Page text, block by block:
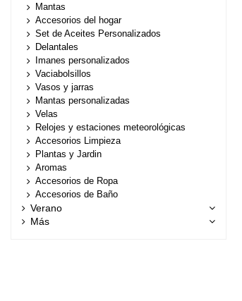
Mantas
Accesorios del hogar
Set de Aceites Personalizados
Delantales
Imanes personalizados
Vaciabolsillos
Vasos y jarras
Mantas personalizadas
Velas
Relojes y estaciones meteorológicas
Accesorios Limpieza
Plantas y Jardin
Aromas
Accesorios de Ropa
Accesorios de Baño
Verano
Más